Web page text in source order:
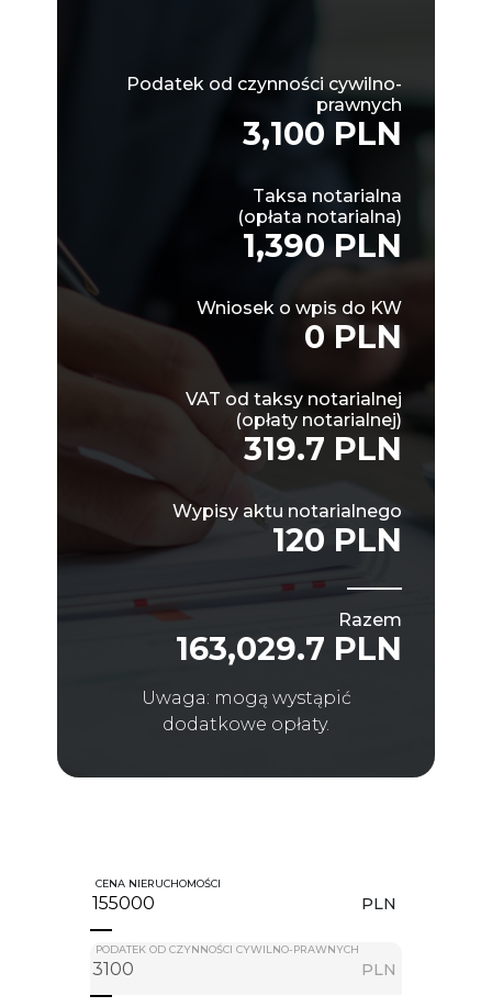
Podatek od czynności cywilno-
prawnych
3,100 PLN
Taksa notarialna
(opłata notarialna)
1,390 PLN
Wniosek o wpis do KW
0 PLN
VAT od taksy notarialnej
(opłaty notarialnej)
319.7 PLN
Wypisy aktu notarialnego
120 PLN
Razem
163,029.7 PLN
Uwaga: mogą wystąpić
dodatkowe opłaty.
CENA NIERUCHOMOŚCI
PLN
PODATEK OD CZYNNOŚCI CYWILNO-PRAWNYCH
PLN